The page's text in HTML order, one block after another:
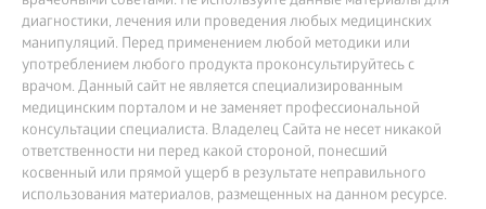
диагностики, лечения или проведения любых медицинских
манипуляций. Перед применением любой методики или
употреблением любого продукта проконсультируйтесь с
врачом. Данный сайт не является специализированным
медицинским порталом и не заменяет профессиональной
консультации специалиста. Владелец Сайта не несет никакой
ответственности ни перед какой стороной, понесший
косвенный или прямой ущерб в результате неправильного
использования материалов, размещенных на данном ресурсе.